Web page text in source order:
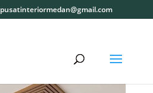
pusatinteriormedan@gmail.com